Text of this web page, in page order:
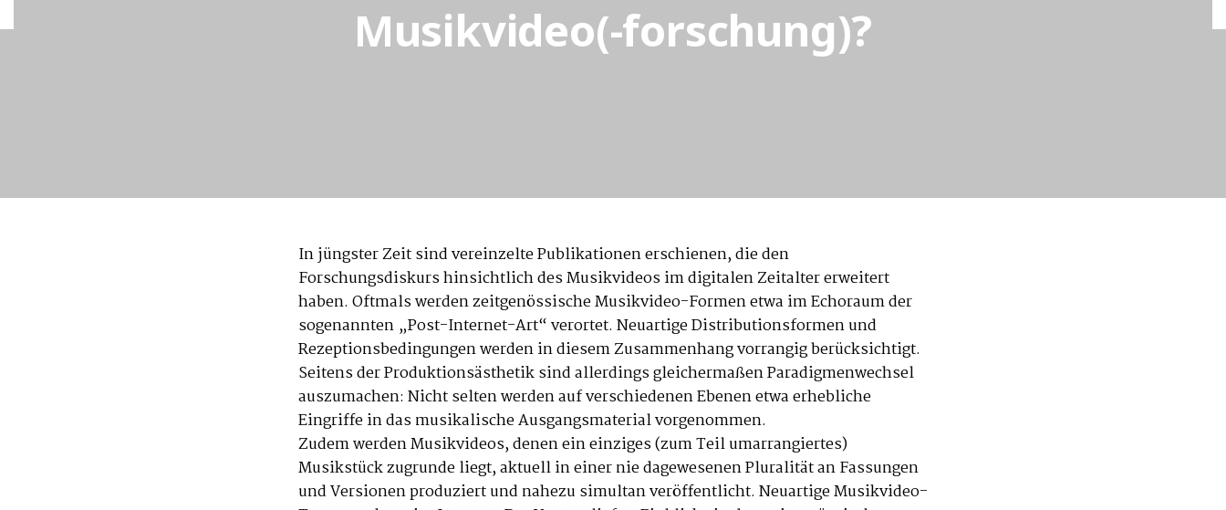
Musikvideo(-forschung)?
In jüngster Zeit sind vereinzelte Publikationen erschienen, die den
Forschungsdiskurs hinsichtlich des Musikvideos im digitalen Zeitalter erweitert
haben. Oftmals werden zeitgenössische Musikvideo-Formen etwa im Echoraum der
sogenannten „Post-Internet-Art“ verortet. Neuartige Distributionsformen und
Rezeptionsbedingungen werden in diesem Zusammenhang vorrangig berücksichtigt.
Seitens der Produktionsästhetik sind allerdings gleichermaßen Paradigmenwechsel
auszumachen: Nicht selten werden auf verschiedenen Ebenen etwa erhebliche
Eingriffe in das musikalische Ausgangsmaterial vorgenommen.
Zudem werden Musikvideos, denen ein einziges (zum Teil umarrangiertes)
Musikstück zugrunde liegt, aktuell in einer nie dagewesenen Pluralität an Fassungen
und Versionen produziert und nahezu simultan veröffentlicht. Neuartige Musikvideo-